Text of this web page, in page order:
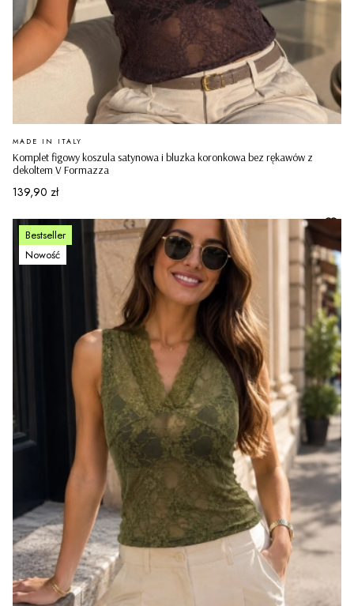
Komplet figowy koszula satynowa i bluzka koronkowa bez rękawów z
dekoltem V Formazza
PRODUCENT
MADE IN ITALY
Cena
139,90 zł
Bestseller
Nowość